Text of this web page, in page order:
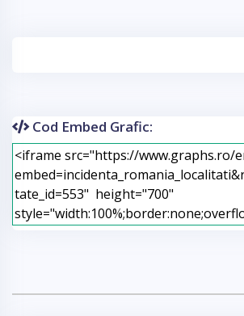
Cod Embed Grafic: